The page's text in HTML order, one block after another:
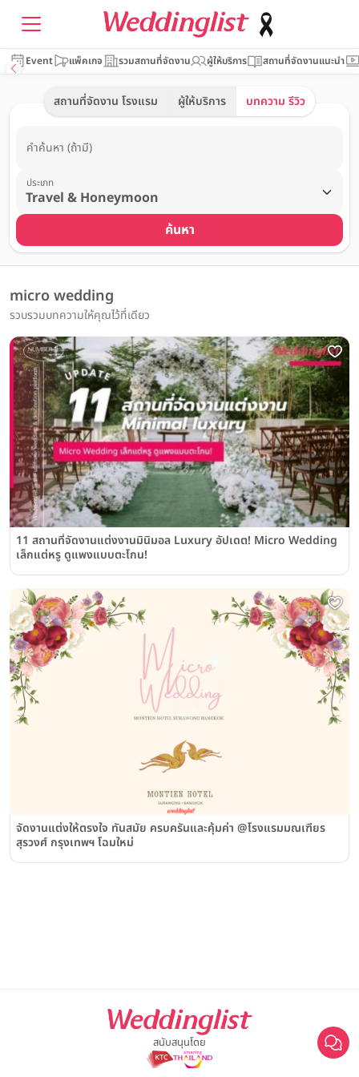
Event แพ็คเกจ รวมสถานที่จัดงาน ผู้ให้บริการ สถานที่จัดงานแนะนำ
สถานที่จัดงาน โรงแรม ผู้ให้บริการ บทความ รีวิว
คำค้นหา (ถ้ามี)
ประเภท
ค้นหา
micro wedding
รวบรวมบทความให้คุณไว้ที่เดียว
11 สถานที่จัดงานแต่งงานมินิมอล Luxury อัปเดต! Micro Wedding
เล็กแต่หรู ดูแพงแบบตะโกน!
จัดงานแต่งให้ตรงใจ ทันสมัย ครบครันและคุ้มค่า @โรงแรมมณเฑียร
สุรวงศ์ กรุงเทพฯ โฉมใหม่
สนับสนุนโดย